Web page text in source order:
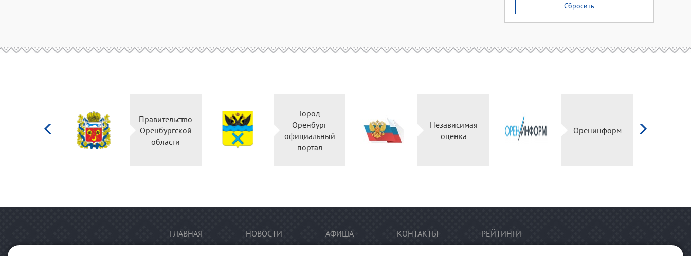
Сбросить
Правительство
Оренбургской
области
Город
Оренбург
официальный
портал
Независимая
оценка
Оренинформ
ГЛАВНАЯ НОВОСТИ АФИША КОНТАКТЫ РЕЙТИНГИ